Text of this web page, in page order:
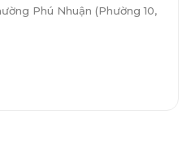
Phú Nhuận (Phường 10,